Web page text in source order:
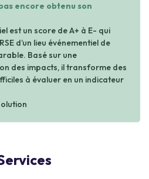
encore obtenu son
est un score de A+ à E- qui
d’un lieu événementiel de
Basé sur une
des impacts, il transforme des
à évaluer en un indicateur